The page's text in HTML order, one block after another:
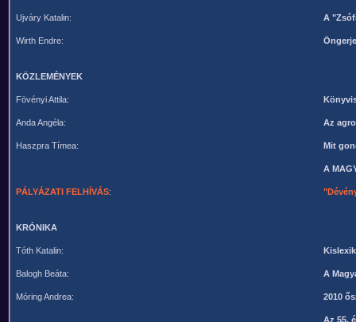
Ujváry Katalin: A
Wirth Endre:
KÖZLEMÉNYEK
Fövényi Attila:
Anda Angéla: Az
Haszpra Tímea: Mit
A
PÁLYÁZATI FELHÍVÁS:
KRÓNIKA
Tóth Katalin:
Balogh Beáta: A
Móring Andrea: 2010
Az 55.